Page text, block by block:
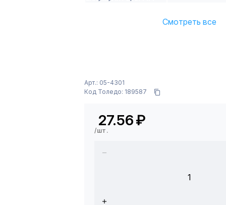
Смотреть все
Арт.: 05-4301
Код Толедо: 189587
27.56₽
/шт.
1